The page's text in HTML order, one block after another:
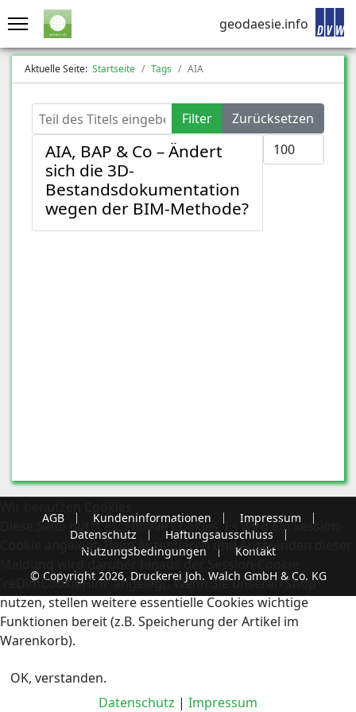
geodaesie.info
Aktuelle Seite: Startseite Tags AIA
Teil des Titels eingeben Filter
Zurücksetzen
Anzeige #
AIA, BAP & Co – Ändert
sich die 3D-
Bestandsdokumentation
wegen der BIM-Methode?
AGB Kundeninformationen
Impressum
Datenschutz
Haftungsausschluss
Nutzungsbedingungen
Kontakt
© Copyright 2026, Druckerei Joh. Walch GmbH & Co. KG
Diese Seite nutzt essentielle Cookies. Es wird ein Session-
Cookie angelegt. Beim Akzeptieren und Ausblenden dieser
Meldung wird darüber hinaus der Session-Cookie
'reDimCookieHint' angelegt. Wenn Sie unseren Shop
nutzen, stellen weitere essentielle Cookies wichtige
Funktionen bereit (z.B. Speicherung der Artikel im
Warenkorb).
OK, verstanden.
Datenschutz | Impressum